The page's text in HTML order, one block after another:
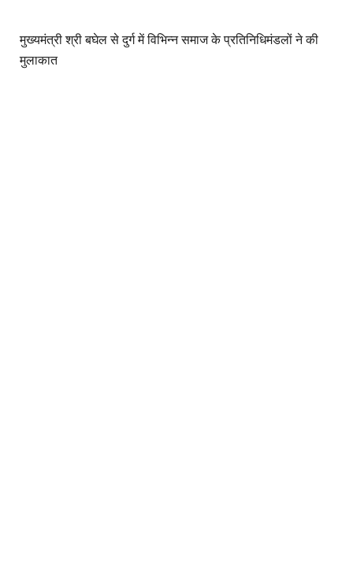
मुख्यमंत्री श्री बघेल से दुर्ग में विभिन्न समाज के प्रतिनिधिमंडलों ने की
मुलाकात